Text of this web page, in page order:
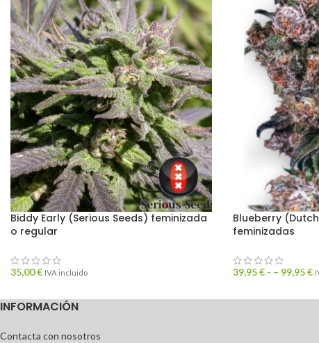
Biddy Early (Serious Seeds) feminizada
o regular
35,00€ IVA incluido
Blueberry
feminizadas
39,95€ - – 99,95€
INFORMACIÓN
Contacta con nosotros